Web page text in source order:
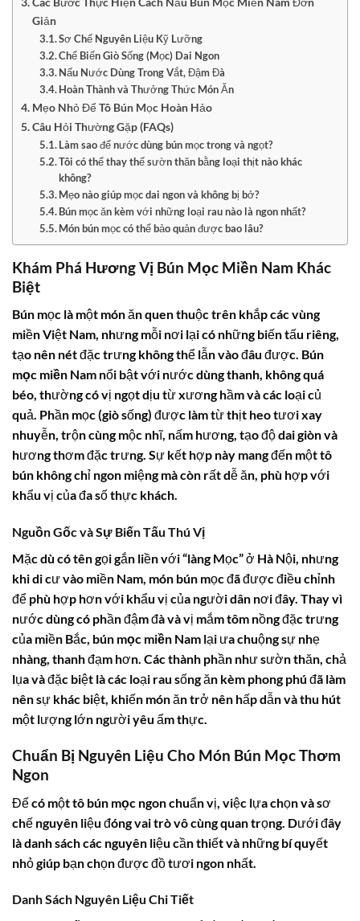
Giản
Sơ Chế Nguyên Liệu Kỹ Lưỡng
Chế Biến Giò Sống (Mọc) Dai Ngon
Nấu Nước Dùng Trong Vắt, Đậm Đà
Hoàn Thành và Thưởng Thức Món Ăn
Mẹo Nhỏ Để Tô Bún Mọc Hoàn Hảo
Câu Hỏi Thường Gặp (FAQs)
Làm sao để nước dùng bún mọc trong và ngọt?
Tôi có thể thay thế sườn thăn bằng loại thịt nào khác
không?
Mẹo nào giúp mọc dai ngon và không bị bở?
Bún mọc ăn kèm với những loại rau nào là ngon nhất?
Món bún mọc có thể bảo quản được bao lâu?
Khám Phá Hương Vị Bún Mọc Miền Nam Khác
Biệt
Bún mọc là một món ăn quen thuộc trên khắp các vùng
miền Việt Nam, nhưng mỗi nơi lại có những biến tấu riêng,
tạo nên nét đặc trưng không thể lẫn vào đâu được. Bún
mọc miền Nam nổi bật với nước dùng thanh, không quá
béo, thường có vị ngọt dịu từ xương hầm và các loại củ
quả. Phần mọc (giò sống) được làm từ thịt heo tươi xay
nhuyễn, trộn cùng mộc nhĩ, nấm hương, tạo độ dai giòn và
hương thơm đặc trưng. Sự kết hợp này mang đến một tô
bún không chỉ ngon miệng mà còn rất dễ ăn, phù hợp với
khẩu vị của đa số thực khách.
Nguồn Gốc và Sự Biến Tấu Thú Vị
Mặc dù có tên gọi gắn liền với “làng Mọc” ở Hà Nội, nhưng
khi di cư vào miền Nam, món bún mọc đã được điều chỉnh
để phù hợp hơn với khẩu vị của người dân nơi đây. Thay vì
nước dùng có phần đậm đà và vị mắm tôm nồng đặc trưng
của miền Bắc, bún mọc miền Nam lại ưa chuộng sự nhẹ
nhàng, thanh đạm hơn. Các thành phần như sườn thăn, chả
lụa và đặc biệt là các loại rau sống ăn kèm phong phú đã làm
nên sự khác biệt, khiến món ăn trở nên hấp dẫn và thu hút
một lượng lớn người yêu ẩm thực.
Chuẩn Bị Nguyên Liệu Cho Món Bún Mọc Thơm
Ngon
Để có một tô bún mọc ngonchuẩn vị, việc lựa chọn và sơ
chế nguyên liệu đóng vai trò vô cùng quan trọng. Dưới đây
là danh sách các nguyên liệu cần thiết và những bí quyết
nhỏ giúp bạn chọn được đồ tươi ngon nhất.
Danh Sách Nguyên Liệu Chi Tiết